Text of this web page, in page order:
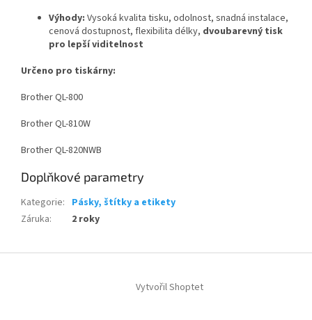
Výhody: Vysoká kvalita tisku, odolnost, snadná instalace,
cenová dostupnost, flexibilita délky, dvoubarevný tisk
pro lepší viditelnost
Určeno pro tiskárny:
Brother QL-800
Brother QL-810W
Brother QL-820NWB
Doplňkové parametry
Kategorie: Pásky, štítky a etikety
Záruka: 2 roky
Vytvořil Shoptet